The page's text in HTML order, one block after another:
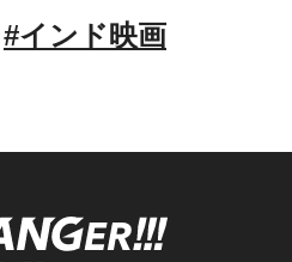
#インド映画